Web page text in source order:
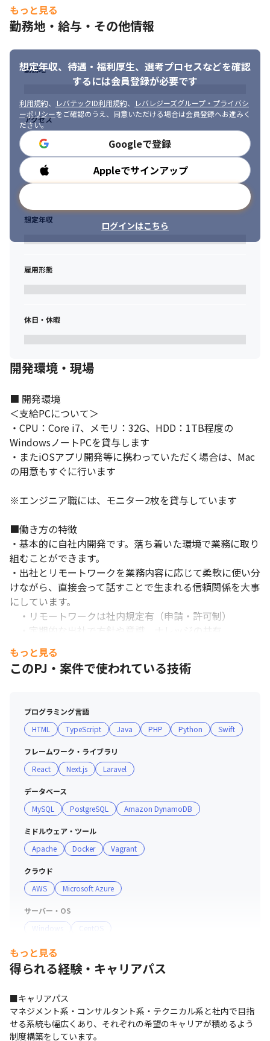
【下記を実践しています】
設計レビュー、ソースコードレビュー、成果物中間レビュー、プ
ロジェクト改善会議
２．自社プロダクト・サービス開発
情報配信やオンラインコミュニティに関する自社サービスプロダ
てプロダクト化することで、
要件開発のみではない提案型のシステム導入・顧客価値の実現を
進めています。
その他、
・通信事業者イベント・プレゼントサイト、番組サイト
・モバイルオーダ・決済アプリ
・商店街・歯科医院・保育園向けCMSサービス（自社サービス）
など幅広い案件を手掛けています。
■使用ツール
・AI開発支援ツールを積極的に活用し、業務効率化に取り組んで
・コミュニケーションにはTeamsをメインに使用しています
・プロジェクト管理はBacklog、ナレッジ管理はNotionを使用し
用しています
■チーム編成（2025年3月時点）
まで、さまざまな規模のプロジェクトがあります
入社後は人事部による入社後面談（入社後3か月以内に3回）、上
長とのキャリアや目標に関する面談（月1回）、代表による個人面
談（半年に1回）と、フォローアップ体制を整えております。
案件アサインの際、面談内容をもとにできる限り希望にかなうア
サインになるよう善処しています。
キャリアの他、会社で困っていることがないか、など随時フォロ
ーできるよう取り組んでおります。
■入社後の流れ
・入社後、1日～2日は入社時研修を実施します
しながら行います
・数か月かけて業務に慣れ、徐々に主体的に作業を進めていきま
す。
待しています。
AIツールを柔軟に取り入れ、開発効率と創造性を両立できる方を
大切なのは完璧な知識よりも、変化を楽しみ、自ら学び挑戦でき
る姿勢。新しい領域に踏み込み、顧客と共に未来を描きたい方を
もっと見る
勤務地・給与・その他情報
想定年収、待遇・福利厚生、 選考プロセスなどを確認
するには会員登録が必要です
利用規約、 レバテックID利用規約、
レバレジーズグループ・プライバシ
ーポリシーをご確認のうえ、同意いただける場合は会員登録へお進みく
ださい。
Googleで登録
Appleでサインアップ
ログインはこちら
勤務地
アクセス
勤務時間
想定年収
雇用形態
休日・休暇
開発環境・現場
■ 開発環境
＜支給PCについて＞
・CPU：Core i7、メモリ：32G、HDD：1TB程度の
WindowsノートPCを貸与します
・またiOSアプリ開発等に携わっていただく場合は、Mac
の用意もすぐに行います
※エンジニア職には、モニター2枚を貸与しています
■働き方の特徴
・基本的に自社内開発です。落ち着いた環境で業務に取り
組むことができます。
・出社とリモートワークを業務内容に応じて柔軟に使い分
けながら、直接会って話すことで生まれる信頼関係を大事
にしています。
・リモートワークは社内規定有（申請・許可制）
・定期的な出社で方針や意識、ナレッジの共有
（Notionの活用）
・毎朝チームごとに「朝会」を実施し、進捗や疑問点な
どを共有
・チャットコミュニケーションだけでなく、ビデオ会議
を適宜活用しリアルタイムでのコミュニケーションを実施
・社内では役職に関係なく「さん」で呼び合うなど、経営
層含め近い距離感です。
■ 社内の雰囲気（2025年10月時点）
・従業員数41名のうち34名がエンジニアです
・20～30代の社員が中心（約8割）
・男女比は男性6割：女性4割
・中途社員には経験者だけでなく、開発未経験で入社し、
・技術研修やビジネス研修などを社内で随時開催していま
・頻繁に情報交換を行うため、社員同士の距離が近く、共
に成長できる環境です
マネージャー陣が語る、組織の特徴。
もっと見る
このPJ・案件で使われている技術
プログラミング言語
HTML
TypeScript Java PHP Python Swift
フレームワーク・ライブラリ
React
Next.js Laravel
データベース
MySQL
PostgreSQL Amazon DynamoDB
ミドルウェア・ツール
Apache
Docker Vagrant
クラウド
AWS
Microsoft Azure
サーバー・OS
Windows
CentOS
プロジェクト管理
Backlog
Redmine GitHub Notion
Eclipse
支給PC
もっと見る
得られる経験・キャリアパス
■キャリアパス
マネジメント系・コンサルタント系・テクニカル系と社内で目指
せる系統も幅広くあり、それぞれの希望のキャリアが積めるよう
制度構築をしています。